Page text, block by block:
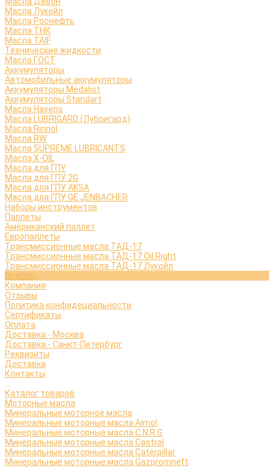
Масла Лукойл
Масла Роснефть
Масла ТНК
Масла TAIF
Технические жидкости
Масла ГОСТ
Аккумуляторы
Автомобильные аккумуляторы
Аккумуляторы Medalist
Аккумуляторы Standart
Масла Havens
Масла LUBRIGARD (Лубригард)
Масла Rinnol
Масла RW
Масла SUPREME LUBRICANTS
Масла X-OIL
Масла для ГПУ
Масла для ГПУ 2G
Масла для ГПУ AKSA
Масла для ГПУ GE JENBACHER
Наборы инструментов
Паллеты
Американский паллет
Европаллеты
Трансмиссионные масла ТАД-17
Трансмиссионные масла ТАД-17 Oil Right
Трансмиссионные масла ТАД-17 Лукойл
Подбор
Компания
Отзывы
Политика конфидециальности
Сертификаты
Оплата
Доставка - Москва
Доставка - Санкт-Петербург
Реквизиты
Доставка
Контакты
Каталог товаров
Моторные масла
Минеральные моторное масла
Минеральные моторные масла Aimol
Минеральные моторные масла C.N.R.G
Минеральные моторные масла Castrol
Минеральные моторные масла Caterpillar
Минеральные моторные масла Gazpromneft